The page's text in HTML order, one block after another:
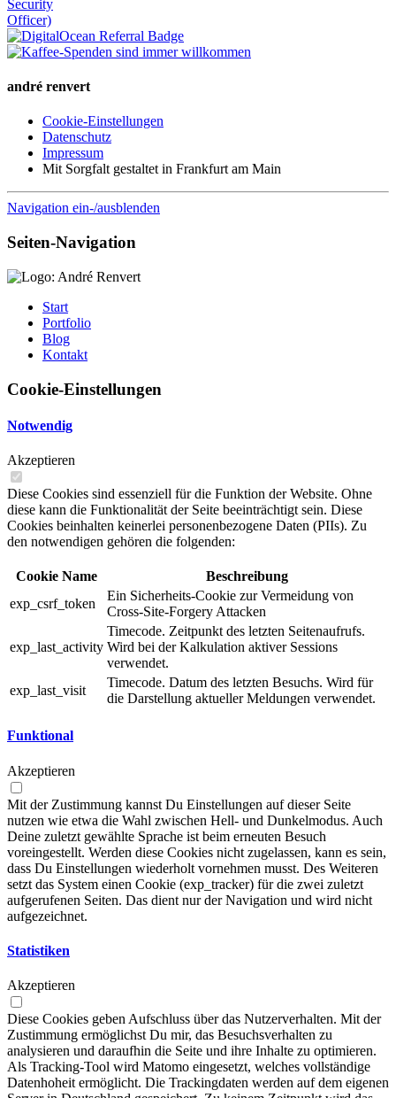
andré renvert
Cookie-Einstellungen
Datenschutz
Impressum
Mit Sorgfalt gestaltet in Frankfurt am Main
Navigation ein-/ausblenden
Seiten-Navigation
Start
Portfolio
Blog
Kontakt
Cookie-Einstellungen
Notwendig
Akzeptieren
Diese Cookies sind essenziell für die Funktion der Website. Ohne
diese kann die Funktionalität der Seite beeinträchtigt sein. Diese
Cookies beinhalten keinerlei personenbezogene Daten (PIIs). Zu
den notwendigen gehören die folgenden:
Cookie Name
Beschreibung
exp_csrf_token
Ein Sicherheits-Cookie zur Vermeidung von
Cross-Site-Forgery Attacken
exp_last_activity
Timecode. Zeitpunkt des letzten Seitenaufrufs.
Wird bei der Kalkulation aktiver Sessions
verwendet.
exp_last_visit
Timecode. Datum des letzten Besuchs. Wird für
die Darstellung aktueller Meldungen verwendet.
Funktional
Akzeptieren
Mit der Zustimmung kannst Du Einstellungen auf dieser Seite
nutzen wie etwa die Wahl zwischen Hell- und Dunkelmodus. Auch
Deine zuletzt gewählte Sprache ist beim erneuten Besuch
voreingestellt. Werden diese Cookies nicht zugelassen, kann es sein,
dass Du Einstellungen wiederholt vornehmen musst. Des Weiteren
setzt das System einen Cookie (exp_tracker) für die zwei zuletzt
aufgerufenen Seiten. Das dient nur der Navigation und wird nicht
aufgezeichnet.
Statistiken
Akzeptieren
Diese Cookies geben Aufschluss über das Nutzerverhalten. Mit der
Zustimmung ermöglichst Du mir, das Besuchsverhalten zu
analysieren und daraufhin die Seite und ihre Inhalte zu optimieren.
Als Tracking-Tool wird Matomo eingesetzt, welches vollständige
Datenhoheit ermöglicht. Die Trackingdaten werden auf dem eigenen